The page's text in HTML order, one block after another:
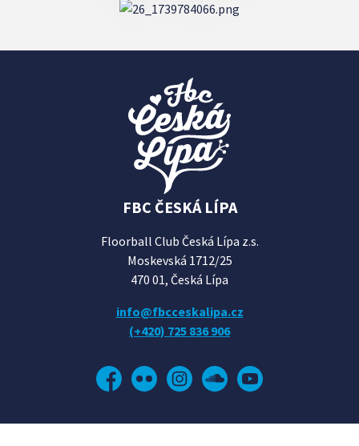
FBC ČESKÁ LÍPA
Floorball Club Česká Lípa z.s.
Moskevská 1712/25
470 01, Česká Lípa
info@fbcceskalipa.cz
(+420) 725 836 906
Facebook
Flickr InstagramSoundcloud
YouTube